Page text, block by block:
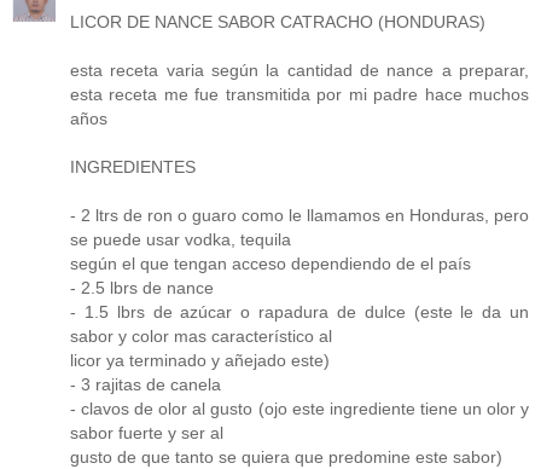
LICOR DE NANCE SABOR CATRACHO (HONDURAS)
esta receta varia según la cantidad de nance a preparar,
esta receta me fue transmitida por mi padre hace muchos
años
INGREDIENTES
- 2 ltrs de ron o guaro como le llamamos en Honduras, pero
se puede usar vodka, tequila
según el que tengan acceso dependiendo de el país
- 2.5 lbrs de nance
- 1.5 lbrs de azúcar o rapadura de dulce (este le da un
sabor y color mas característico al
licor ya terminado y añejado este)
- 3 rajitas de canela
- clavos de olor al gusto (ojo este ingrediente tiene un olor y
sabor fuerte y ser al
gusto de que tanto se quiera que predomine este sabor)